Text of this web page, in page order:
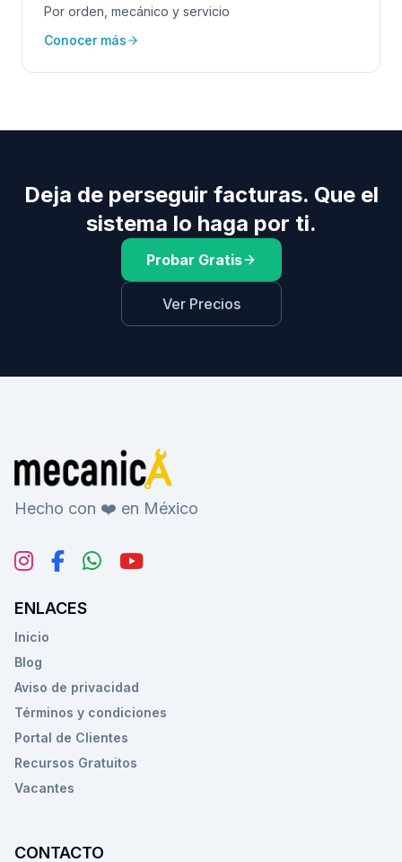
Por orden, mecánico y servicio
Conocer más
Deja de perseguir facturas. Que el
sistema lo haga por ti.
Probar Gratis
Ver Precios
Hecho con ❤️ en México
ENLACES
Inicio
Blog
Aviso de privacidad
Términos y condiciones
Portal de Clientes
Recursos Gratuitos
Vacantes
CONTACTO